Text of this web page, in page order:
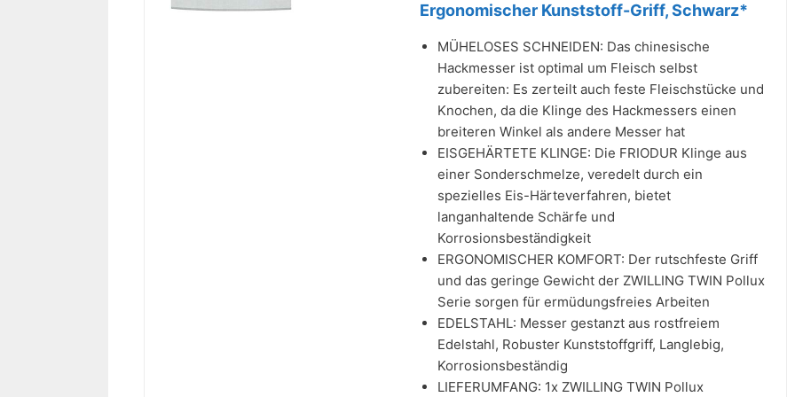
Ergonomischer Kunststoff-Griff, Schwarz*
MÜHELOSES SCHNEIDEN: Das chinesische
Hackmesser ist optimal um Fleisch selbst
zubereiten: Es zerteilt auch feste Fleischstücke und
Knochen, da die Klinge des Hackmessers einen
breiteren Winkel als andere Messer hat
EISGEHÄRTETE KLINGE: Die FRIODUR Klinge aus
einer Sonderschmelze, veredelt durch ein
spezielles Eis-Härteverfahren, bietet
langanhaltende Schärfe und
Korrosionsbeständigkeit
ERGONOMISCHER KOMFORT: Der rutschfeste Griff
und das geringe Gewicht der ZWILLING TWIN Pollux
Serie sorgen für ermüdungsfreies Arbeiten
EDELSTAHL: Messer gestanzt aus rostfreiem
Edelstahl, Robuster Kunststoffgriff, Langlebig,
Korrosionsbeständig
LIEFERUMFANG: 1x ZWILLING TWIN Pollux